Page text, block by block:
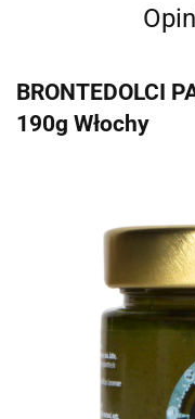
BRONTEDOLCI
190g Włochy